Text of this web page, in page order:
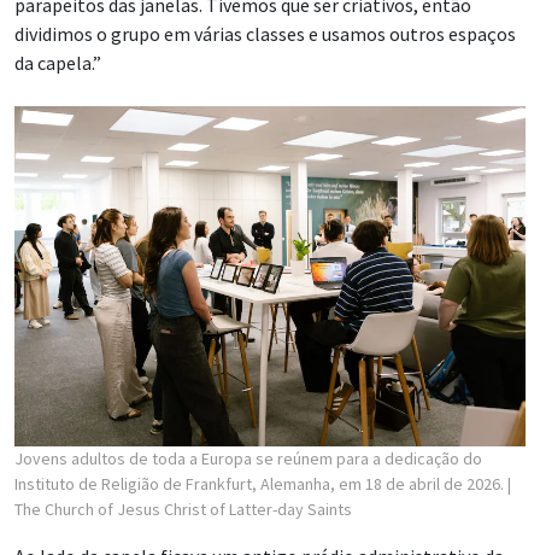
dividimos o grupo em várias classes e usamos outros espaços
da capela.”
Jovens adultos de toda a Europa se reúnem para a dedicação do
Instituto de Religião de Frankfurt, Alemanha, em 18 de abril de 2026. |
The Church of Jesus Christ of Latter-day Saints